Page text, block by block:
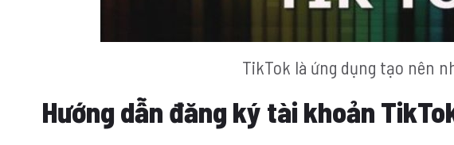
TikTok là ứng dụng tạo nên
Hướng dẫn đăng ký tài khoản